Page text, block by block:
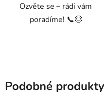
Ozvěte se – rádi vám
poradíme! 📞😊
Podobné produkty